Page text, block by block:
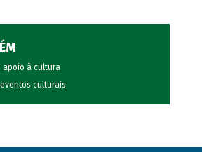
apoio à cultura
culturais